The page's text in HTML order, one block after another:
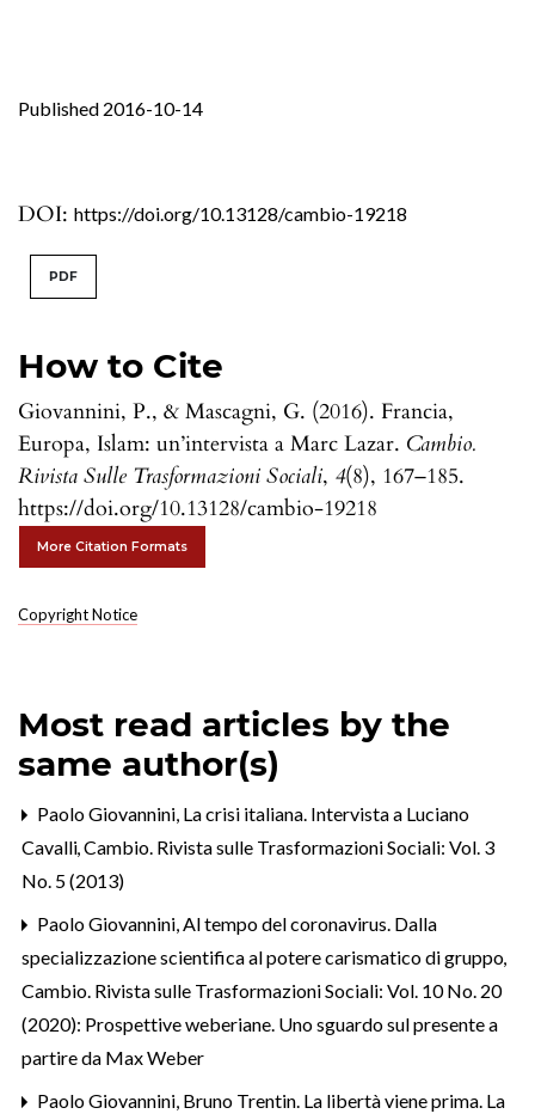
DOI: https://doi.org/10.13128/cambio-19218
Published 2016-10-14
How to Cite
Giovannini, P., & Mascagni, G. (2016). Francia,
Europa, Islam: un’intervista a Marc Lazar. Cambio.
Rivista Sulle Trasformazioni Sociali, 4(8), 167–185.
https://doi.org/10.13128/cambio-19218
More Citation Formats
Copyright Notice
PDF
Most read articles by the
same author(s)
Paolo Giovannini, La crisi italiana. Intervista a Luciano
Cavalli,Cambio. Rivista sulle Trasformazioni Sociali: Vol. 3
No. 5 (2013)
Paolo Giovannini,Al tempo del coronavirus. Dalla
specializzazione scientifica al potere carismatico di gruppo,
Cambio. Rivista sulle Trasformazioni Sociali: Vol. 10 No. 20
(2020): Prospettive weberiane. Uno sguardo sul presente a
partire da Max Weber
Paolo Giovannini, Bruno Trentin. La libertà viene prima. La